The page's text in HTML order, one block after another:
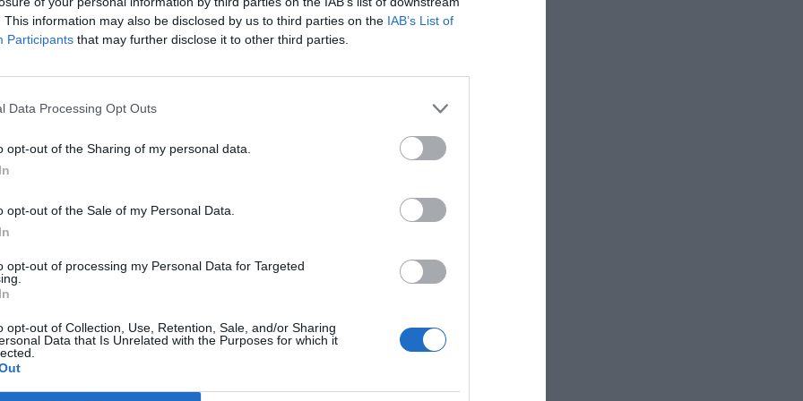
This information may also be disclosed by us to third parties on the IAB’s List of
Participants that may further disclose it to other third parties.
Data Processing Opt Outs
opt-out of the Sharing of my personal data.
opt-out of the Sale of my Personal Data.
opt-out of processing my Personal Data for Targeted
opt-out of Collection, Use, Retention, Sale, and/or Sharing
Data that Is Unrelated with the Purposes for which it
menos interanual. El motivo principal fue que las ventas de
de fitness cayeron un 12,2%, hasta 991,7 millones
millones de euros). El ligero aumento del negocio de las
un 2,3% más.
sigue enfocada en la optimización de costes y la
mejora de
así como la
búsqueda de un nuevo consejero
mayo. En total, Peloton tiene
6,4 millones de usuarios
los cuales 2,9 millones cuentan con equipamiento para
entrenar sin tener una cinta de correr, un remo o una
conectada.
ha perdido cerca de 200.000
2P